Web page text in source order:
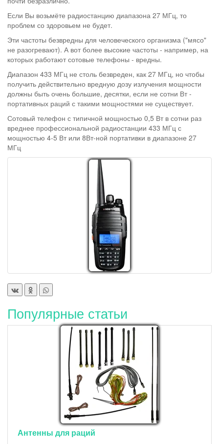
Если Вы возьмёте радиостанцию диапазона 27 МГц, то
проблем со здоровьем не будет.
Эти частоты безвредны для человеческого организма ("мясо"
не разогревают). А вот более высокие частоты - например, на
которых работают сотовые телефоны - вредны.
Диапазон 433 МГц не столь безвреден, как 27 МГц, но чтобы
получить действительно вредную дозу излучения мощности
должны быть очень большие, десятки, если не сотни Вт -
портативных раций с такими мощностями не существует.
Сотовый телефон с типичной мощностью 0,5 Вт в сотни раз
вреднее профессиональной радиостанции 433 МГц с
мощностью 4-5 Вт или 8Вт-ной портативки в диапазоне 27
МГц
Популярные статьи
Антенны для раций